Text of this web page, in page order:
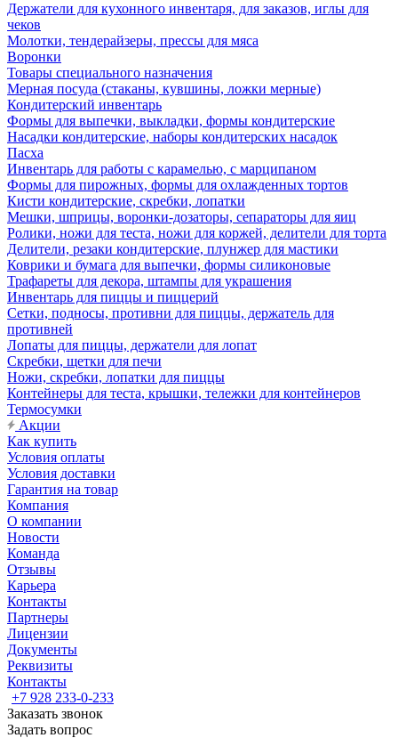
Держатели для кухонного инвентаря, для заказов, иглы для
чеков
Молотки, тендерайзеры, прессы для мяса
Воронки
Товары специального назначения
Мерная посуда (стаканы, кувшины, ложки мерные)
Кондитерский инвентарь
Формы для выпечки, выкладки, формы кондитерские
Насадки кондитерские, наборы кондитерских насадок
Пасха
Инвентарь для работы с карамелью, с марципаном
Формы для пирожных, формы для охлажденных тортов
Кисти кондитерские, скребки, лопатки
Мешки, шприцы, воронки-дозаторы, сепараторы для яиц
Ролики, ножи для теста, ножи для коржей, делители для торта
Делители, резаки кондитерские, плунжер для мастики
Коврики и бумага для выпечки, формы силиконовые
Трафареты для декора, штампы для украшения
Инвентарь для пиццы и пиццерий
Сетки, подносы, противни для пиццы, держатель для
противней
Лопаты для пиццы, держатели для лопат
Скребки, щетки для печи
Ножи, скребки, лопатки для пиццы
Контейнеры для теста, крышки, тележки для контейнеров
Термосумки
Акции
Как купить
Условия оплаты
Условия доставки
Гарантия на товар
Компания
О компании
Новости
Команда
Отзывы
Карьера
Контакты
Партнеры
Лицензии
Документы
Реквизиты
Контакты
+7 928 233-0-233
Заказать звонок
Задать вопрос